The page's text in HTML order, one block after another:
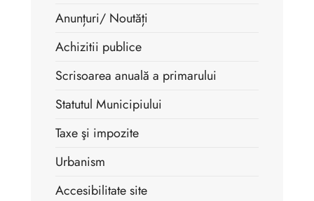
Anunțuri/ Noutăți
Achizitii publice
Scrisoarea anuală a primarului
Statutul Municipiului
Taxe şi impozite
Urbanism
Accesibilitate site